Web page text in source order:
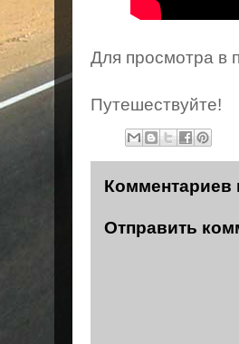
Для просмотра в
Путешествуйте!
Комментариев
Отправить